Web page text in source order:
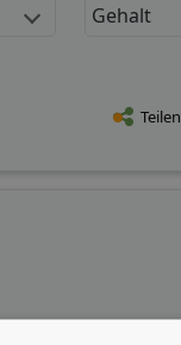
Gehalt
Teilen